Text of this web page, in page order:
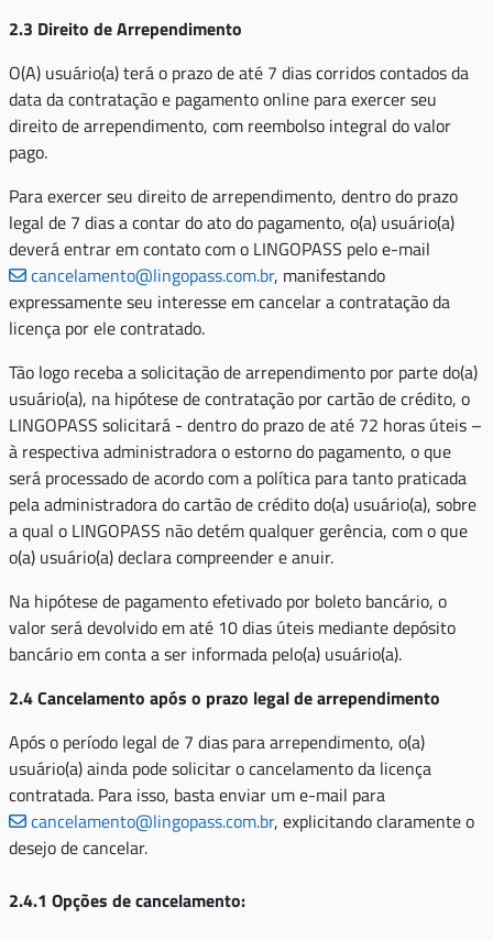
2.3 Direito de Arrependimento
O(A) usuário(a) terá o prazo de até 7 dias corridos contados da
data da contratação e pagamento online para exercer seu
direito de arrependimento, com reembolso integral do valor
pago.
Para exercer seu direito de arrependimento, dentro do prazo
legal de 7 dias a contar do ato do pagamento, o(a) usuário(a)
deverá entrar em contato com o LINGOPASS pelo e-mail
cancelamento@lingopass.com.br, manifestando
expressamente seu interesse em cancelar a contratação da
licença por ele contratado.
Tão logo receba a solicitação de arrependimento por parte do(a)
usuário(a), na hipótese de contratação por cartão de crédito, o
LINGOPASS solicitará - dentro do prazo de até 72 horas úteis –
à respectiva administradora o estorno do pagamento, o que
será processado de acordo com a política para tanto praticada
pela administradora do cartão de crédito do(a) usuário(a), sobre
a qual o LINGOPASS não detém qualquer gerência, com o que
o(a) usuário(a) declara compreender e anuir.
Na hipótese de pagamento efetivado por boleto bancário, o
valor será devolvido em até 10 dias úteis mediante depósito
bancário em conta a ser informada pelo(a) usuário(a).
2.4 Cancelamento após o prazo legal de arrependimento
Após o período legal de 7 dias para arrependimento, o(a)
usuário(a) ainda pode solicitar o cancelamento da licença
contratada. Para isso, basta enviar um e-mail para
cancelamento@lingopass.com.br, explicitando claramente o
desejo de cancelar.
2.4.1 Opções de cancelamento: